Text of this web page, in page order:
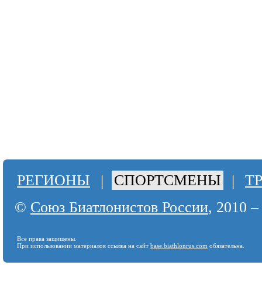
РЕГИОНЫ | СПОРТСМЕНЫ |
© Союз Биатлонистов России, 2010
Все права защищены.
При использовании материалов ссылка на сайт base.biathlonrus.com обязательна.